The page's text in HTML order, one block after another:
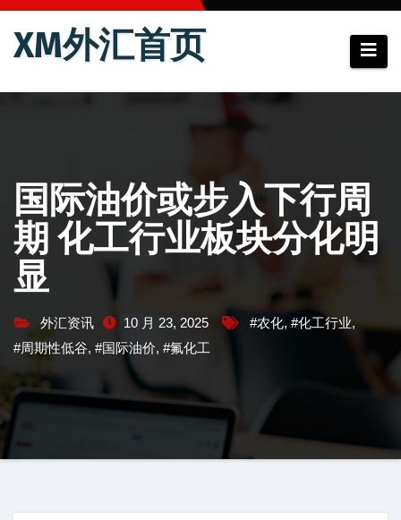
跳
XM外汇首页
国际油价或步入下行周
期 化工行业板块分化明
显
外汇资讯 10 月 23, 2025 #农化, #化工行业,
#周期性低谷, #国际油价, #氟化工